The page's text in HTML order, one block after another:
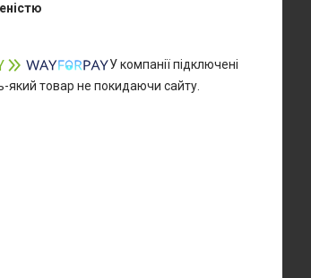
У компанії підключені
який товар не покидаючи сайту.